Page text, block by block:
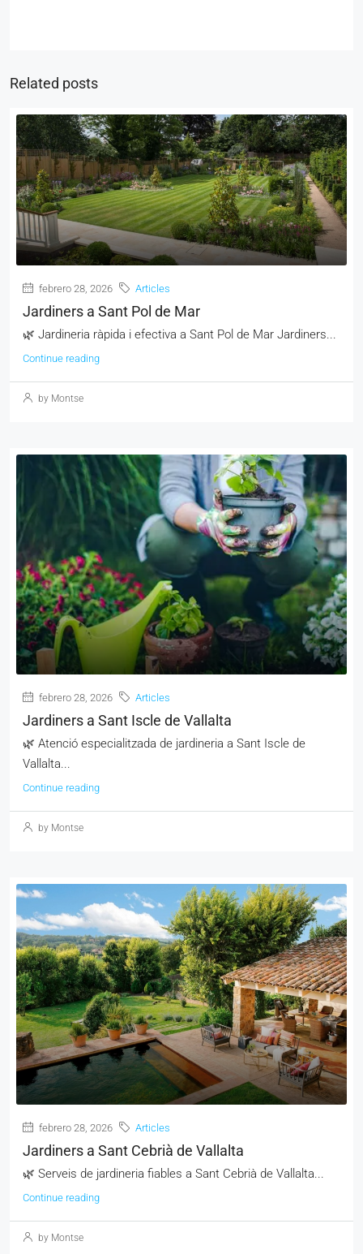
Related posts
febrero 28, 2026 Articles
Jardiners a Sant Pol de Mar
🌿 Jardineria ràpida i efectiva a Sant Pol de Mar Jardiners...
Continue reading
by Montse
febrero 28, 2026 Articles
Jardiners a Sant Iscle de Vallalta
🌿 Atenció especialitzada de jardineria a Sant Iscle de
Vallalta...
Continue reading
by Montse
febrero 28, 2026 Articles
Jardiners a Sant Cebrià de Vallalta
🌿 Serveis de jardineria fiables a Sant Cebrià de Vallalta...
Continue reading
by Montse